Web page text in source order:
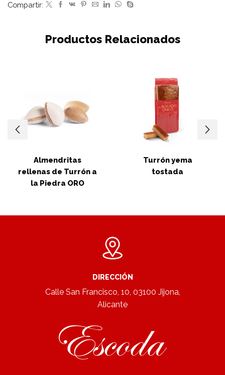
Compartir:
Productos Relacionados
Almendritas
rellenas de Turrón a
la Piedra ORO
Turrón yema
tostada
DIRECCIÓN
Calle San Francisco, 10, 03100 Jijona,
Alicante